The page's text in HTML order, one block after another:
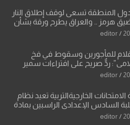
المنطقة تسعى لوقف إطلاق النار
هرمز .. والعراق يطرح ورقة بشأن
editor
للمأجورين وسقوط في فخ
ردٌّ صريح على افتراءات سمير
editor
الخارجيةالتربية تعيد نظام
السادس الإعدادي الراسبين بمادة
editor